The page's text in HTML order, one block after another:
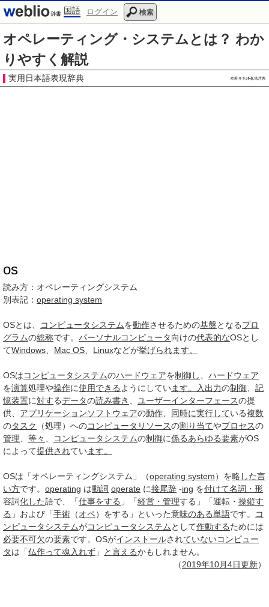
国語 ログイン 検索
オペレーティング・システムとは？ わか
りやすく解説
実用日本語表現辞典
os
読み方： オペレーティングシステム
別表記： operating system
OSとは、 コンピュータシステムを動作させるための基盤となるプロ
グラムの総称です。 パーソナルコンピュータ向けの代表的なOSとし
てWindows Mac OS Linuxなどが挙げられます。
OSはコンピュータシステムのハードウェアを制御し
ハードウェア
を演算処理や操作に使用できる ようにしています。 入出力の制御
記
憶装置に対するデータの読み書き ユーザーインターフェースの提
供、 アプリケーションソフトウェアの動作 同時に実行している複数
のタスク （処理）へのコンピュータリソースの割り当てやプロセスの
管理
等々 コンピュータシステムの制御に係るあらゆる要素がOS
によって提供されています。
OSは「オペレーティングシステム」（operating system）を略した言
い方です。 operating は動詞 operate に接尾辞 -ing を付けて名詞・形
容詞化した語で、「仕事をする 」「経営・管理する」「運転・ 操縦す
る 」および「手術 （オペ）をする」といった意味のある単語です。
コ
ンピュータシステムがコンピュータシステム として作動するためには
必要不可欠の要素です。OSがインストールされていないコンピュー
タは「仏作って魂入れず 」 と言えるかもしれません。
（2019年10月4日更新）